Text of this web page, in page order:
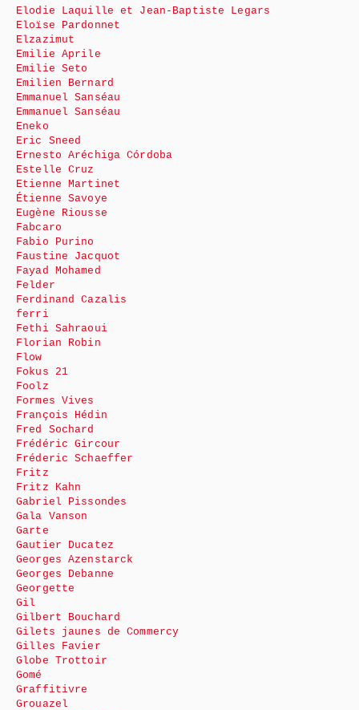
Elodie Laquille et Jean-Baptiste Legars
Eloïse Pardonnet
Elzazimut
Emilie Aprile
Emilie Seto
Emilien Bernard
Emmanuel Sanséau
Emmanuel Sanséau
Eneko
Eric Sneed
Ernesto Aréchiga Córdoba
Estelle Cruz
Etienne Martinet
Étienne Savoye
Eugène Riousse
Fabcaro
Fabio Purino
Faustine Jacquot
Fayad Mohamed
Felder
Ferdinand Cazalis
ferri
Fethi Sahraoui
Florian Robin
Flow
Fokus 21
Foolz
Formes Vives
François Hédin
Fred Sochard
Frédéric Gircour
Fréderic Schaeffer
Fritz
Fritz Kahn
Gabriel Pissondes
Gala Vanson
Garte
Gautier Ducatez
Georges Azenstarck
Georges Debanne
Georgette
Gil
Gilbert Bouchard
Gilets jaunes de Commercy
Gilles Favier
Globe Trottoir
Gomé
Graffitivre
Grouazel